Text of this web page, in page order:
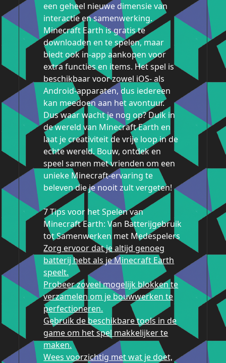
een geheel nieuwe dimensie van
interactie en samenwerking.
Minecraft Earth is gratis te
downloaden en te spelen, maar
biedt ook in-app aankopen voor
extra functies en items. Het spel is
beschikbaar voor zowel iOS- als
Android-apparaten, dus iedereen
kan meedoen aan het avontuur.
Dus waar wacht je nog op? Duik in
de wereld van Minecraft Earth en
laat je creativiteit de vrije loop in de
echte wereld. Bouw, ontdek en
speel samen met vrienden om een
unieke Minecraft-ervaring te
beleven die je nooit zult vergeten!
7 Tips voor het Spelen van
Minecraft Earth: Van Batterijgebruik
tot Samenwerken met Medespelers
Zorg ervoor dat je altijd genoeg
batterij hebt als je Minecraft Earth
speelt.
Probeer zoveel mogelijk blokken te
verzamelen om je bouwwerken te
perfectioneren.
Gebruik de beschikbare tools in de
game om het spel makkelijker te
maken.
Wees voorzichtig met wat je doet,